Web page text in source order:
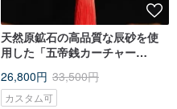
天然原鉱石の高品質な辰砂を使
用した「五帝銭カーチャー
26,800円 33,500円
カスタム可